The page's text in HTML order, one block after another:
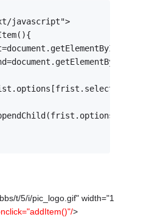
javascript">
t/5/i/pic_logo.gif" width="1
>